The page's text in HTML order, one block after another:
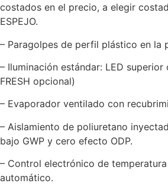
costados en el precio, a elegir
ESPEJO.
– Paragolpes de perfil plástico en la
– Iluminación estándar: LED
FRESH opcional)
– Evaporador ventilado con
– Aislamiento de poliuretano
bajo GWP y cero efecto ODP.
– Control electrónico de
automático.